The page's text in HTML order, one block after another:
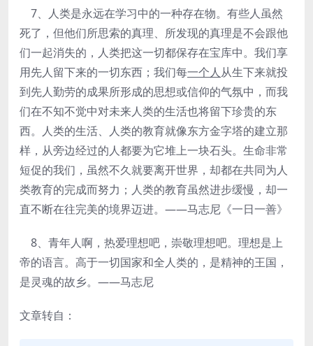
7、人类是永远在学习中的一种存在物。有些人虽然
死了，但他们所思索的真理、所发现的真理是不会跟他
们一起消失的，人类把这一切都保存在宝库中。我们享
用先人留下来的一切东西；我们每一个人从生下来就投
到先人勤劳的成果所形成的思想或信仰的气氛中，而我
们在不知不觉中对未来人类的生活也将留下珍贵的东
西。人类的生活、人类的教育就像东方金字塔的建立那
样，从旁边经过的人都要为它堆上一块石头。生命非常
短促的我们，虽然不久就要离开世界，却都在共同为人
类教育的完成而努力；人类的教育虽然进步缓慢，却一
直不断在往完美的境界迈进。——马志尼《一日一善》
8、青年人啊，热爱理想吧，崇敬理想吧。理想是上
帝的语言。高于一切国家和全人类的，是精神的王国，
是灵魂的故乡。——马志尼
文章转自：